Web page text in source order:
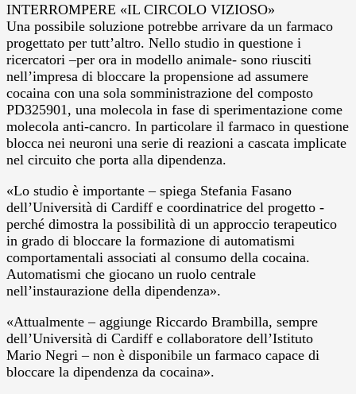
INTERROMPERE «IL CIRCOLO VIZIOSO»
Una possibile soluzione potrebbe arrivare da un farmaco
progettato per tutt’altro. Nello studio in questione i
ricercatori –per ora in modello animale- sono riusciti
nell’impresa di bloccare la propensione ad assumere
cocaina con una sola somministrazione del composto
PD325901, una molecola in fase di sperimentazione come
molecola anti-cancro. In particolare il farmaco in questione
blocca nei neuroni una serie di reazioni a cascata implicate
nel circuito che porta alla dipendenza.
«Lo studio è importante – spiega Stefania Fasano
dell’Università di Cardiff e coordinatrice del progetto -
perché dimostra la possibilità di un approccio terapeutico
in grado di bloccare la formazione di automatismi
comportamentali associati al consumo della cocaina.
Automatismi che giocano un ruolo centrale
nell’instaurazione della dipendenza».
«Attualmente – aggiunge Riccardo Brambilla, sempre
dell’Università di Cardiff e collaboratore dell’Istituto
Mario Negri – non è disponibile un farmaco capace di
bloccare la dipendenza da cocaina».